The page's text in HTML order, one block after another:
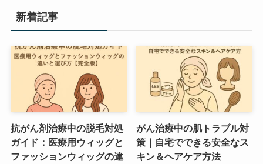
新着記事
抗がん剤治療中の脱毛対処
ガイド：医療用ウィッグと
ファッションウィッグの違
がん治療中の肌トラブル対
策｜自宅でできる安全なス
キン＆ヘアケア方法